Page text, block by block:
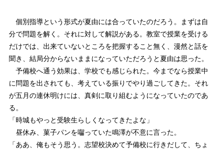
個別指導という形式が夏由には合っていたのだろう。まずは自
分で問題を解く。それに対して解説がある。教室で授業を受ける
だけでは、出来ていないところを把握すること無く、漫然と話を
聞き、結局分からないままになっていただろうと夏由は思った。
予備校へ通う効果は、学校でも感じられた。今までなら授業中
に問題を出されても、考えている振りでやり過ごしてきた。それ
が五月の連休明けには、真剣に取り組むようになっていたのであ
る。
「時城もやっと受験生らしくなってきたよな」
昼休み、菓子パンを囓っていた鳴澤が不意に言った。
「ああ、俺もそう思う。志望校決めて予備校に行きだして、ちょ